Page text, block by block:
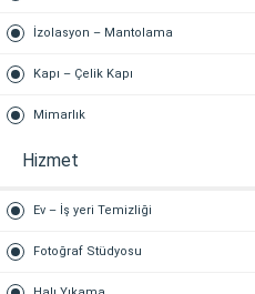
İzolasyon – Mantolama
Kapı – Çelik Kapı
Mimarlık
Hizmet
Ev – İş yeri Temizliği
Fotoğraf Stüdyosu